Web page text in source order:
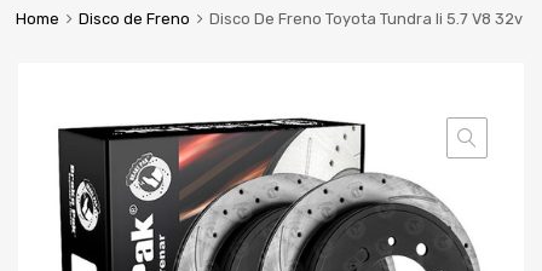
Home Disco de Freno Disco De Freno Toyota Tundra Ii 5.7 V8 32v